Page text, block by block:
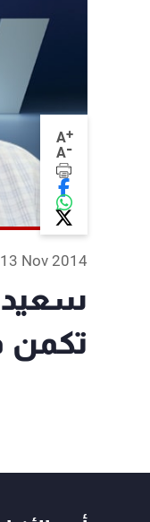
A+
A-
13 Nov 2014
سعيد
تكمن